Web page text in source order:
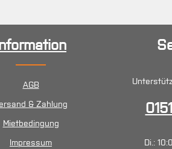
AGB
& Zahlung
Mietbedingung
Impressum
Di.: